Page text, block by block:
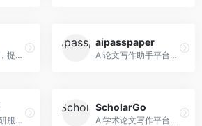
AI论文写作平台，提供无限改稿服务。面向高校学生和学术研究者，支持论文选题、大纲生成、内容撰写、查重修改等全流程服务，改稿次数不限，服务质量有保障。
aipasspaper
AI论文写作助手平台，提供智能化的学术写作支持。面向大学生和研究人员，支持多种学科论文生成，提供参考文献管理和格式规范服务，写作效率高。
维普推出的AI科研服务平台，整合学术资源与智能写作。面向科研人员和高校师生，提供文献检索、论文写作、查重检测等一站式服务，学术资源权威可靠。
ScholarGo
AI学术论文写作平台，专注于理工科领域的逻辑构建。面向理工科研究生和科研工作者，提供公式编辑、数据分析、论文结构优化等服务，理工科写作逻辑严谨。